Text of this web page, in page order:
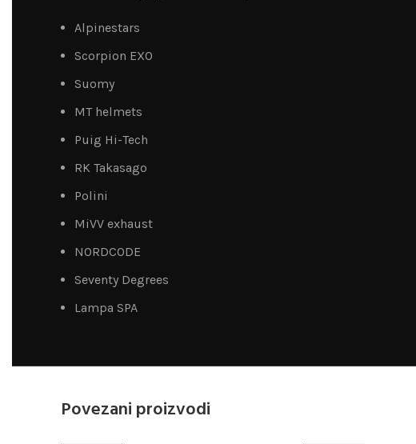
Alpinestars
Scorpion EXO
Suomy
MT helmets
Puig Hi-Tech
RK Takasago
Polini
MiVV exhaust
NORDCODE
Seventy Degrees
Lampa SPA
Povezani proizvodi